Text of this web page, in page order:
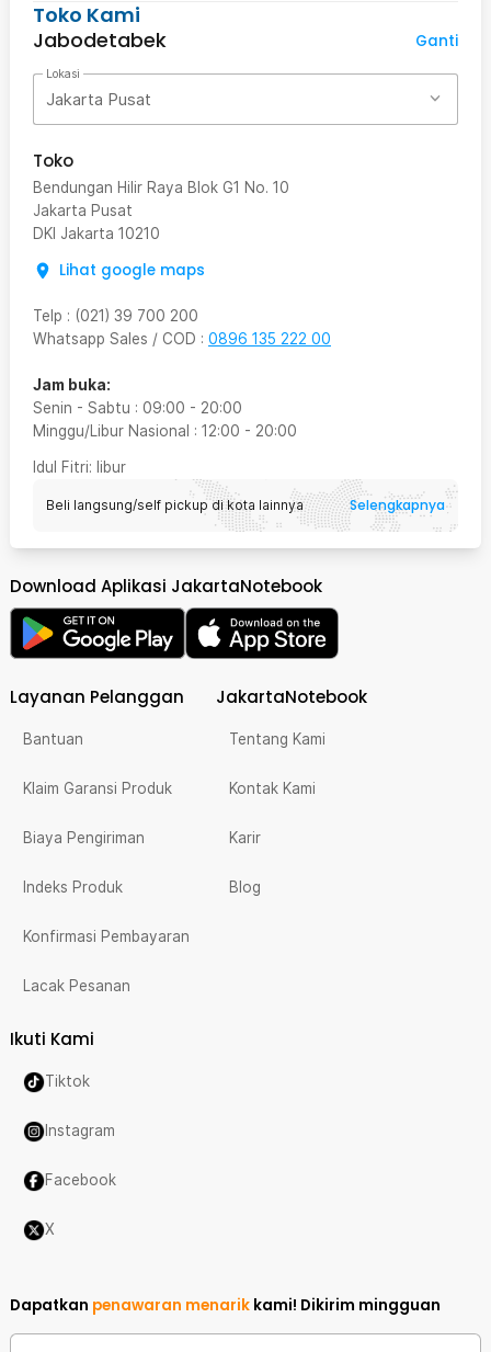
Toko Kami
Jabodetabek
Ganti
Lokasi
Jakarta Pusat
Toko
Bendungan Hilir Raya Blok G1 No. 10
Jakarta Pusat
DKI Jakarta 10210
Lihat google maps
Telp : (021) 39 700 200
Whatsapp Sales / COD : 0896 135 222 00
Jam buka:
Senin - Sabtu : 09:00 - 20:00
Minggu/Libur Nasional : 12:00 - 20:00
Idul Fitri: libur
Beli langsung/self pickup di kota lainnya Selengkapnya
Download Aplikasi JakartaNotebook
Layanan Pelanggan
Bantuan
Klaim Garansi Produk
Biaya Pengiriman
Indeks Produk
Konfirmasi Pembayaran
Lacak Pesanan
JakartaNotebook
Tentang Kami
Kontak Kami
Karir
Blog
Ikuti Kami
Tiktok
Instagram
Facebook
X
Dapatkan penawaran menarik kami! Dikirim mingguan